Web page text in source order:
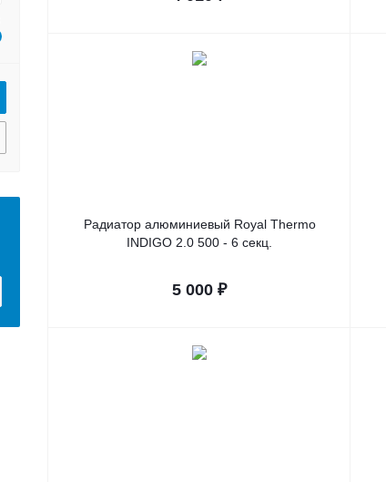
Радиатор алюминиевый Royal Thermo
INDIGO 2.0 500 - 6 секц.
5 000 ₽